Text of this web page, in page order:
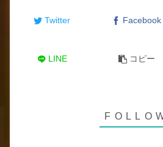
Twitter Facebook
LINE コピー